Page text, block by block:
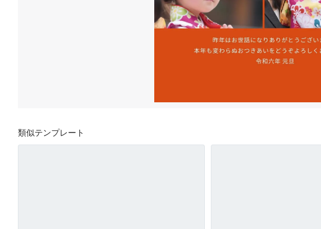
類似テンプレート